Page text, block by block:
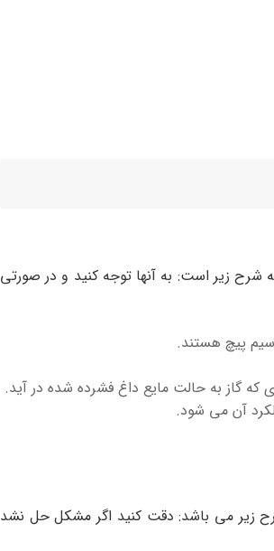
شرح زیر است: به آنها توجه کنید و در صورتی
پیچ هستند.
که گاز به حالت مایع داغ فشرده شده در آید.
آن می شود.
زیر می باشد: دقت کنید اگر مشکل حل نشد